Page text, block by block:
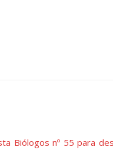
Biólogos nº 55 para